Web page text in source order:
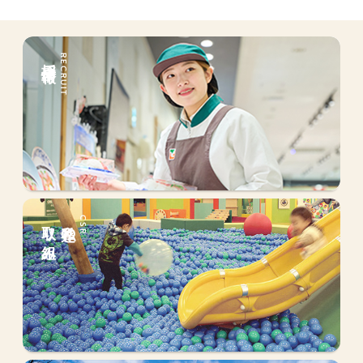
RECRUIT
採用情報
CSR
私達の
取り組み